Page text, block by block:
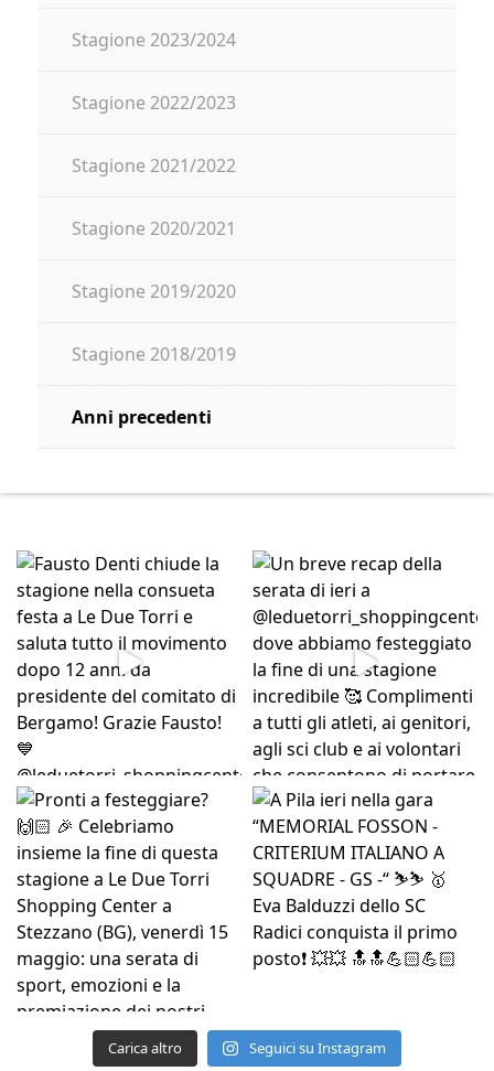
Stagione 2023/2024
Stagione 2022/2023
Stagione 2021/2022
Stagione 2020/2021
Stagione 2019/2020
Stagione 2018/2019
Anni precedenti
Carica altro Seguici su Instagram